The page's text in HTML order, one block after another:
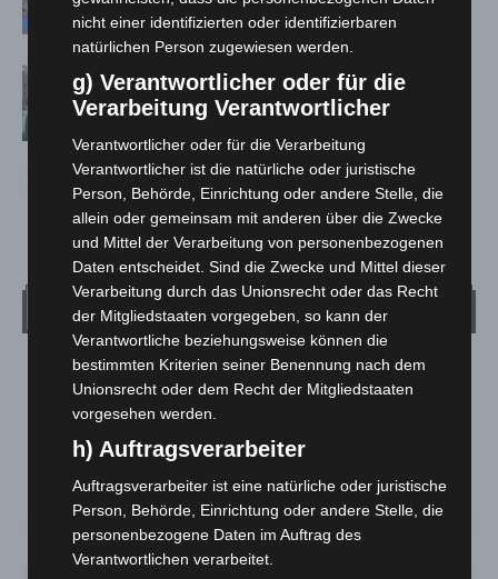
Celle: Mensch stirbt bei Bagger-Unfall
auf Baustelle
Wetter
LANGENHAGEN
16.5°C
15.6°
nicht einer identifizierten oder identifizierbaren
natürlichen Person zugewiesen werden.
g) Verantwortlicher oder für die
Verarbeitung Verantwortlicher
Verantwortlicher oder für die Verarbeitung
Verantwortlicher ist die natürliche oder juristische
Person, Behörde, Einrichtung oder andere Stelle, die
allein oder gemeinsam mit anderen über die Zwecke
und Mittel der Verarbeitung von personenbezogenen
Daten entscheidet. Sind die Zwecke und Mittel dieser
Verarbeitung durch das Unionsrecht oder das Recht
der Mitgliedstaaten vorgegeben, so kann der
Verantwortliche beziehungsweise können die
bestimmten Kriterien seiner Benennung nach dem
Unionsrecht oder dem Recht der Mitgliedstaaten
vorgesehen werden.
h) Auftragsverarbeiter
Auftragsverarbeiter ist eine natürliche oder juristische
Person, Behörde, Einrichtung oder andere Stelle, die
personenbezogene Daten im Auftrag des
Verantwortlichen verarbeitet.